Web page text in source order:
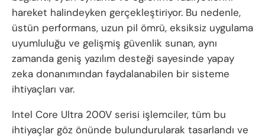
hareket halindeyken gerçekleştiriyor. Bu nedenle,
üstün performans, uzun pil ömrü, eksiksiz uygulama
uyumluluğu ve gelişmiş güvenlik sunan, aynı
zamanda geniş yazılım desteği sayesinde yapay
zeka donanımından faydalanabilen bir sisteme
ihtiyaçları var.
Intel Core Ultra 200V serisi işlemciler, tüm bu
ihtiyaçlar göz önünde bulundurularak tasarlandı ve